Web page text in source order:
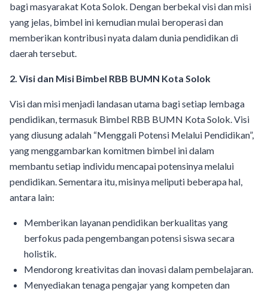
bagi masyarakat Kota Solok. Dengan berbekal visi dan misi
yang jelas, bimbel ini kemudian mulai beroperasi dan
memberikan kontribusi nyata dalam dunia pendidikan di
daerah tersebut.
2. Visi dan Misi Bimbel RBB BUMN Kota Solok
Visi dan misi menjadi landasan utama bagi setiap lembaga
pendidikan, termasuk Bimbel RBB BUMN Kota Solok. Visi
yang diusung adalah “Menggali Potensi Melalui Pendidikan”,
yang menggambarkan komitmen bimbel ini dalam
membantu setiap individu mencapai potensinya melalui
pendidikan. Sementara itu, misinya meliputi beberapa hal,
antara lain:
Memberikan layanan pendidikan berkualitas yang
berfokus pada pengembangan potensi siswa secara
holistik.
Mendorong kreativitas dan inovasi dalam pembelajaran.
Menyediakan tenaga pengajar yang kompeten dan